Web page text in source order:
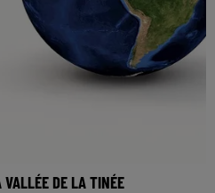
VALLÉE DE LA TINÉE